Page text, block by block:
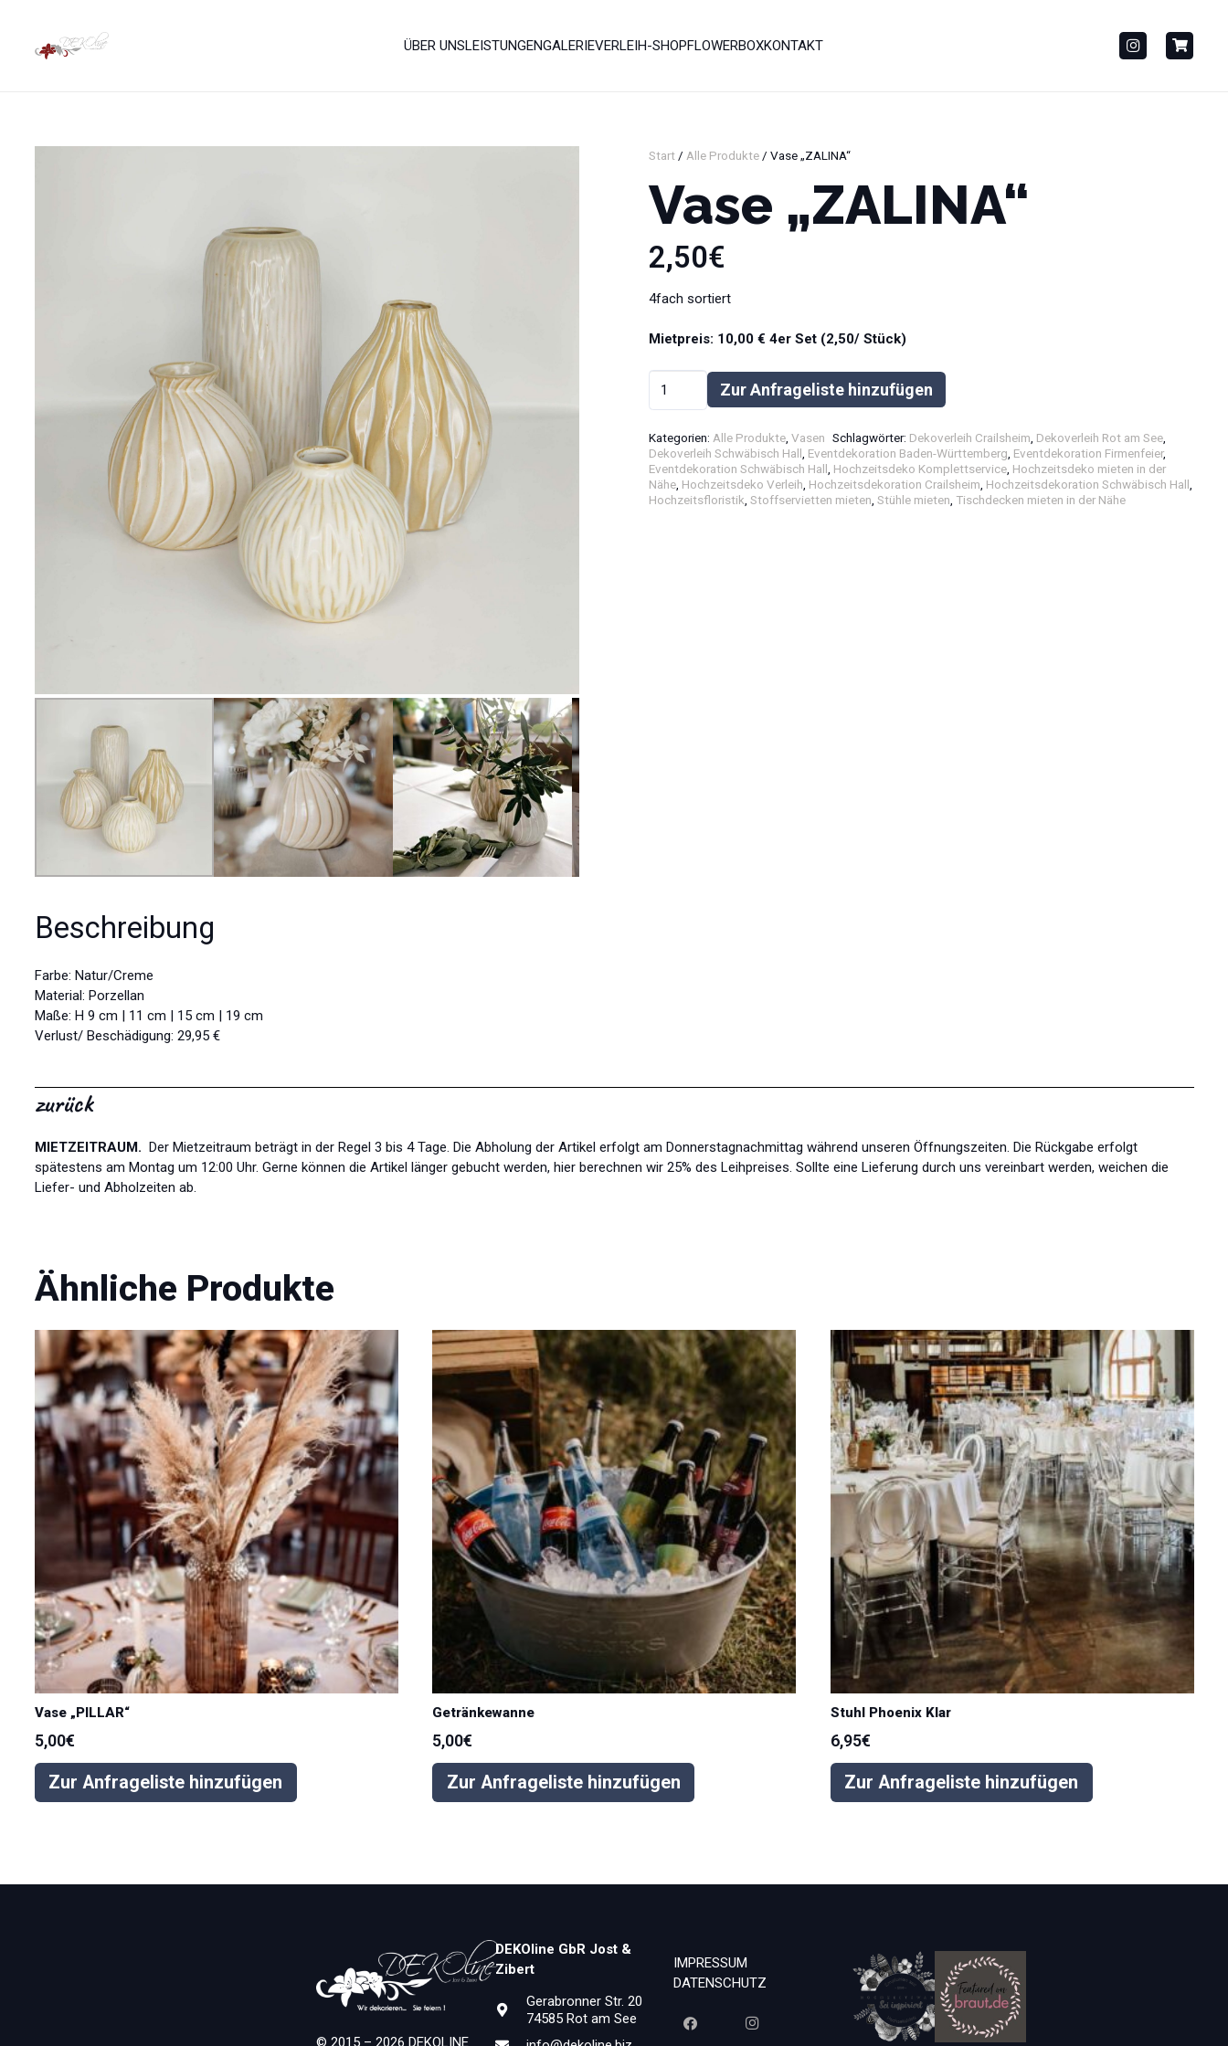
ÜBER UNSLEISTUNGENGALERIEVERLEIH-SHOPFLOWERBOXKONTAKT
Start / Alle Produkte / Vase „ZALINA“
Vase „ZALINA“
2,50€
4fach sortiert
Mietpreis: 10,00 € 4er Set (2,50/ Stück)
"ZALINA"
Zur Anfrageliste hinzufügen
Alternative:
Kategorien:Alle Produkte,Vasen Schlagwörter: Dekoverleih Crailsheim, Dekoverleih Rot am See,
Dekoverleih Schwäbisch Hall, Eventdekoration Baden-Württemberg, Eventdekoration Firmenfeier,
Eventdekoration Schwäbisch Hall, Hochzeitsdeko Komplettservice, Hochzeitsdeko mieten in der
Nähe, Hochzeitsdeko Verleih, Hochzeitsdekoration Crailsheim, Hochzeitsdekoration Schwäbisch Hall,
Hochzeitsfloristik,Stoffservietten mieten,Stühle mieten, Tischdecken mieten in der Nähe
Beschreibung
Farbe: Natur/Creme
Material: Porzellan
Maße: H 9 cm | 11 cm | 15 cm | 19 cm
Verlust/ Beschädigung: 29,95 €
zurück
MIETZEITRAUM. Der Mietzeitraum beträgt in der Regel 3 bis 4 Tage. Die Abholung der Artikel erfolgt am Donnerstagnachmittag während unseren Öffnungszeiten. Die Rückgabe erfolgt
spätestens am Montag um 12:00 Uhr. Gerne können die Artikel länger gebucht werden, hier berechnen wir 25% des Leihpreises. Sollte eine Lieferung durch uns vereinbart werden, weichen die
Liefer- und Abholzeiten ab.
Ähnliche Produkte
Vase „PILLAR“
5,00€
Zur Anfrageliste hinzufügen
Getränkewanne
5,00€
Zur Anfrageliste hinzufügen
Stuhl Phoenix Klar
6,95€
Zur Anfrageliste hinzufügen
© 2015 – 2026 DEKOLINE
DEKOline GbR Jost &
Zibert
Gerabronner Str. 20
74585 Rot am See
IMPRESSUM
DATENSCHUTZ